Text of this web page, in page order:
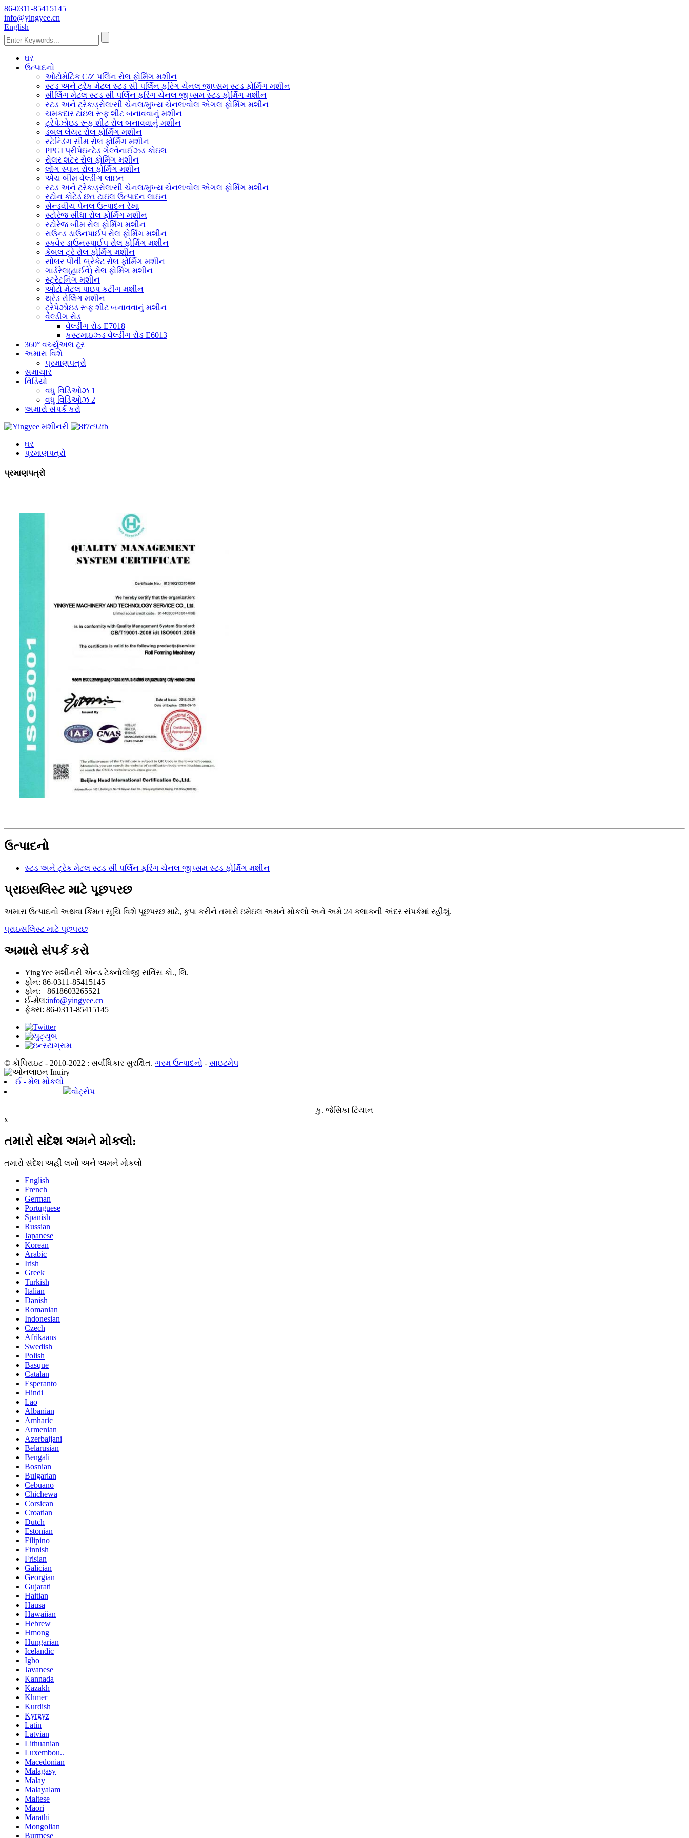
86-0311-85415145
info@yingyee.cn
English
ઘર
ઉત્પાદનો
ઓટોમેટિક C/Z પર્લિન રોલ ફોર્મિંગ મશીન
સ્ટડ અને ટ્રેક મેટલ સ્ટડ સી પર્લિન ફરિંગ ચેનલ જીપ્સમ સ્ટડ ફોર્મિંગ મશીન
સીલિંગ મેટલ સ્ટડ સી પર્લિન ફરિંગ ચેનલ જીપ્સમ સ્ટડ ફોર્મિંગ મશીન
સ્ટડ અને ટ્રેક/ડ્રોલ/સી ચેનલ/મુખ્ય ચેનલ/વોલ એંગલ ફોર્મિંગ મશીન
ચમકદાર ટાઇલ રૂફ શીટ બનાવવાનું મશીન
ટ્રેપેઝોઇડ રૂફ શીટ રોલ બનાવવાનું મશીન
ડબલ લેયર રોલ ફોર્મિંગ મશીન
સ્ટેન્ડિંગ સીમ રોલ ફોર્મિંગ મશીન
PPGI પ્રીપેઇન્ટેડ ગેલ્વેનાઈઝ્ડ કોઇલ
રોલર શટર રોલ ફોર્મિંગ મશીન
લોંગ સ્પાન રોલ ફોર્મિંગ મશીન
એચ બીમ વેલ્ડીંગ લાઇન
સ્ટડ અને ટ્રેક/ડ્રોલ/સી ચેનલ/મુખ્ય ચેનલ/વોલ એંગલ ફોર્મિંગ મશીન
સ્ટોન કોટેડ છત ટાઇલ ઉત્પાદન લાઇન
સેન્ડવીચ પેનલ ઉત્પાદન રેખા
સ્ટોરેજ સીધા રોલ ફોર્મિંગ મશીન
સ્ટોરેજ બીમ રોલ ફોર્મિંગ મશીન
રાઉન્ડ ડાઉનપાઈપ રોલ ફોર્મિંગ મશીન
સ્ક્વેર ડાઉનસ્પાઈપ રોલ ફોર્મિંગ મશીન
કેબલ ટ્રે રોલ ફોર્મિંગ મશીન
સોલર પીવી બ્રેકેટ રોલ ફોર્મિંગ મશીન
ગાર્ડરેલ(હાઈવે) રોલ ફોર્મિંગ મશીન
સ્ટ્રેટનિંગ મશીન
ઓટો મેટલ પાઇપ કટીંગ મશીન
થ્રેડ રોલિંગ મશીન
ટ્રેપેઝોઇડ રૂફ શીટ બનાવવાનું મશીન
વેલ્ડીંગ રોડ
વેલ્ડીંગ રોડ E7018
કસ્ટમાઇઝ્ડ વેલ્ડીંગ રોડ E6013
360° વર્ચ્યુઅલ ટૂર
અમારા વિશે
પ્રમાણપત્રો
સમાચાર
વિડિયો
વધુ વિડિઓઝ 1
વધુ વિડિઓઝ 2
અમારો સંપર્ક કરો
ઘર
પ્રમાણપત્રો
પ્રમાણપત્રો
ઉત્પાદનો
સ્ટડ અને ટ્રેક મેટલ સ્ટડ સી પર્લિન ફરિંગ ચેનલ જીપ્સમ સ્ટડ ફોર્મિંગ મશીન
પ્રાઇસલિસ્ટ માટે પૂછપરછ
અમારા ઉત્પાદનો અથવા કિંમત સૂચિ વિશે પૂછપરછ માટે, કૃપા કરીને તમારો ઇમેઇલ અમને મોકલો અને અમે 24 કલાકની અંદર સંપર્કમાં રહીશું.
પ્રાઇસલિસ્ટ માટે પૂછપરછ
અમારો સંપર્ક કરો
YingYee મશીનરી એન્ડ ટેક્નોલોજી સર્વિસ કો., લિ.
ફોન: 86-0311-85415145
ફોન: +8618603265521
ઈ-મેલ:info@yingyee.cn
ફેક્સ: 86-0311-85415145
© કૉપિરાઇટ - 2010-2022 : સર્વાધિકાર સુરક્ષિત. ગરમ ઉત્પાદનો - સાઇટમેપ
ઈ - મેલ મોકલો
વોટ્સેપ
કુ. જેસિકા ટિયાન
x
તમારો સંદેશ અમને મોકલો:
તમારો સંદેશ અહીં લખો અને અમને મોકલો
English
French
German
Portuguese
Spanish
Russian
Japanese
Korean
Arabic
Irish
Greek
Turkish
Italian
Danish
Romanian
Indonesian
Czech
Afrikaans
Swedish
Polish
Basque
Catalan
Esperanto
Hindi
Lao
Albanian
Amharic
Armenian
Azerbaijani
Belarusian
Bengali
Bosnian
Bulgarian
Cebuano
Chichewa
Corsican
Croatian
Dutch
Estonian
Filipino
Finnish
Frisian
Galician
Georgian
Gujarati
Haitian
Hausa
Hawaiian
Hebrew
Hmong
Hungarian
Icelandic
Igbo
Javanese
Kannada
Kazakh
Khmer
Kurdish
Kyrgyz
Latin
Latvian
Lithuanian
Luxembou..
Macedonian
Malagasy
Malay
Malayalam
Maltese
Maori
Marathi
Mongolian
Burmese